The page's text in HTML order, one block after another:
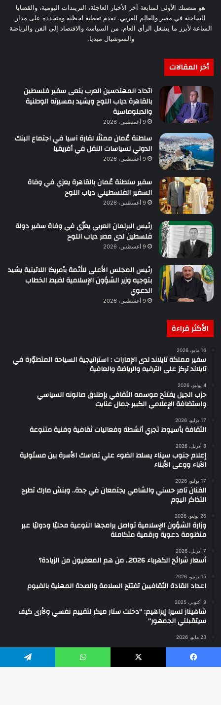
هو منصتك الأولى لمتابعة آخر الأخبار العاجلة، التريندات اليومية، والقضايا
الساخنة في مصر والعالم العربي. نقدم تغطية لحظية ومتجددة على مدار
الساعة لأبرز ما يشغل الرأي العام، من السياسة والاقتصاد إلى الفن والرياضة
والسوشيال ميديا.
أخر المقالات
اتحاد المهندسين العرب ينعى سفير فلسطين
بالقاهرة دياب اللوح ويشيد بمسيرته الوطنية
والدبلوماسية
9 أغسطس، 2026
سلطنة عُمان ممثلًا لقارة آسيا في اجتماع البنك
الدولي لسياسات النقل في أفريقيا
9 أغسطس، 2026
سفير سلطنة عُمان بالقاهرة يعزي في وفاة
السفير الفلسطيني دياب اللوح
9 أغسطس، 2026
رئيس البرلمان العربي يعزّي في وفاة سفير دولة
فلسطين لدى مصر دياب اللوح
9 أغسطس، 2026
رئيس المجلس الأعلى للأئمة بأمريكا اللاتينية يشيد
بتوجيه وزير الشؤون الإسلامية لضبط الخطاب
الدعوي
9 أغسطس، 2026
الأكثر قراءة
16 مايو، 2026
سفير مملكة تايلاند لدى الإمارات : استراتيجية السياحة المتطوّرة في
تايلاند تركز على الترفيه والرياضة والعافية
4 يوليو، 2026
حزب الجيل يفتتح موسمه الثقافي بإطلاق صالونه السياسي
واستضافة الإعلامي الكبير جمال عنايت
17 يوليو، 2026
الثقافة بأسيوط تجري أنشطة وفعاليات ثقافية وفنية متنوعة
8 أبريل، 2026
إعلام جنوب سيناء يسلط الضوء علي تماسك الأسرة بين مسئولية
الآباء ووعى الأبناء
17 يوليو، 2026
الفنان تامر حسني والشامي يجتمعان في جدة.. وبنش مارك تطرح
التذاكر اليوم
26 يوليو، 2026
وزارة الشؤون الإسلامية تواصل برامجها النوعية محليًا ودوليًا عبر
منظومة دعوية ورقمية متكاملة
7 أبريل، 2026
أسعار شرائح الكهرباء 2026.. من هم المعفيون من الزيادة؟
15 يونيو، 2026
اعداد القادة الثقافيين تفتتح السلامة والصحة المهنية بالفيوم
9 أكتوبر، 2025
شاهيناز لسيرا إبراهيم: “دخلت ستار ميكر لتقييم نفسي ولأرى كيف
سيتقبلني الجمهور”
23 مايو، 2026
فيسبوك ‫X واتساب تيلقرام